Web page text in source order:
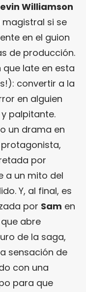
Williamson
si se
en el guion
de producción.
late en esta
convertir a la
en alguien
palpitante.
un drama en
por
a un mito del
Y, al final, es
por Sam en
abre
de la saga,
sensación de
con una
para que